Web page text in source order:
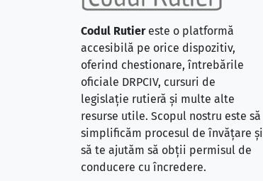
Codul Rutiereste o platformă
accesibilă pe orice dispozitiv,
oferind chestionare, întrebările
oficiale DRPCIV, cursuri de
legislație rutieră și multe alte
resurse utile. Scopul nostru este să
simplificăm procesul de învățare și
să te ajutăm să obții permisul de
conducere cu încredere.